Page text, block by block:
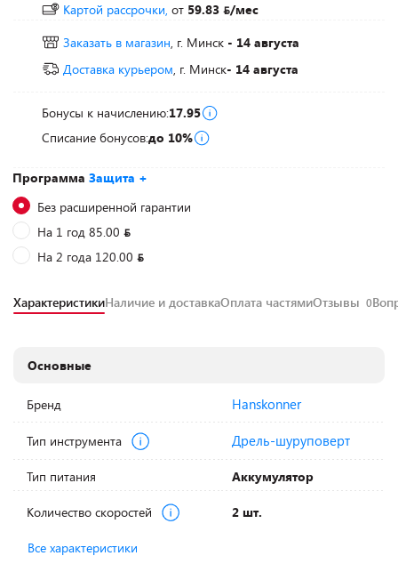
Программа Защита +
Без расширенной гарантии
На 1 год 85.00
На 2 года 120.00
Картой рассрочки, от 59.83
/мес
Заказать в магазин, г. Минск - 14 августа
Доставка курьером, г. Минск- 14 августа
Бонусы к начислению:17.95
Списание бонусов:до 10%
ХарактеристикиНаличие и доставкаОплата частямиОтзывы 0
Основные
Бренд Hanskonner
Тип инструмента Дрель-шуруповерт
Тип питания Аккумулятор
Количество скоростей 2 шт.
Все характеристики